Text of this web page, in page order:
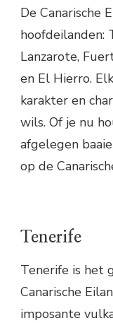
De Canarische
hoofdeilanden:
Lanzarote,
en El Hierro.
karakter en
wils. Of je nu
afgelegen
op de
Tenerife
Tenerife is het
Canarische
imposante